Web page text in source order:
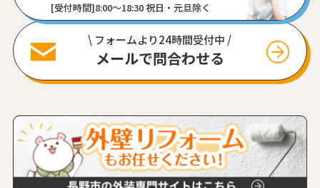
[受付時間]8:00〜18:30 祝日・元旦除く
\ フォームより24時間受付中 /
メールで問合わせる